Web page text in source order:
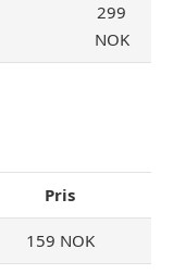
299
NOK
Pris
159 NOK